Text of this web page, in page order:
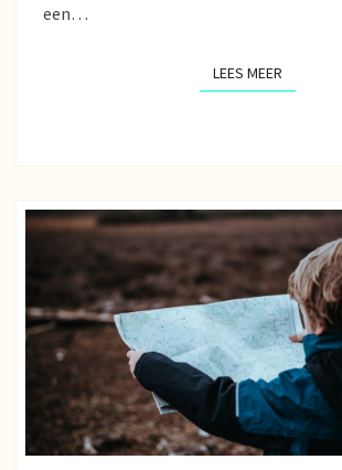
een…
LEES MEERLEES MEER